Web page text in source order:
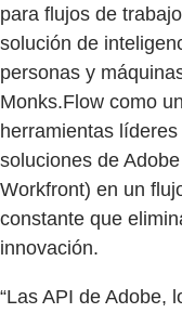
para flujos de
solución de
personas y
Monks.Flow como
herramientas
soluciones de
Workfront) en un
constante que
innovación.
“Las API de Adobe,